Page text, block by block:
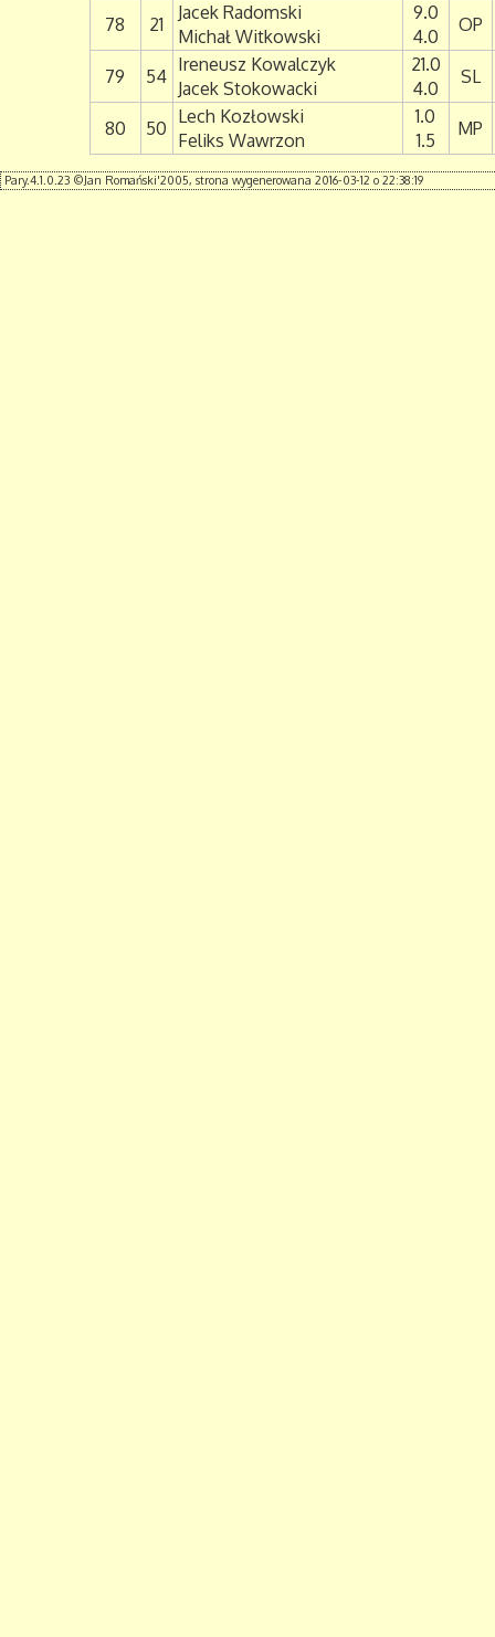
78 21
Jacek Radomski
Michał Witkowski
9.0
4.0
OP
79 54
Ireneusz Kowalczyk
Jacek Stokowacki
21.0
4.0
SL
80 50
Lech Kozłowski
Feliks Wawrzon
1.0
1.5
MP
Pary.4.1.0.23 ©Jan Romański'2005, strona wygenerowana 2016-03-12 o 22:38:19